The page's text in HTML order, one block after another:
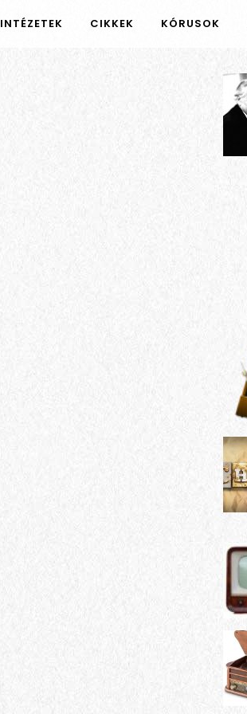
INTÉZETEK CIKKEK KÓRUSOK